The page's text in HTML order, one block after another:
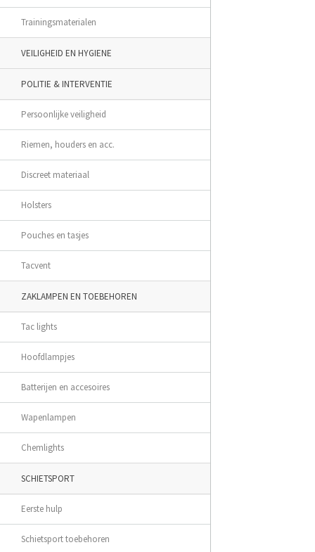
Trainingsmaterialen
VEILIGHEID EN HYGIENE
POLITIE & INTERVENTIE
Persoonlijke veiligheid
Riemen, houders en acc.
Discreet materiaal
Holsters
Pouches en tasjes
Tacvent
ZAKLAMPEN EN TOEBEHOREN
Tac lights
Hoofdlampjes
Batterijen en accesoires
Wapenlampen
Chemlights
SCHIETSPORT
Eerste hulp
Schietsport toebehoren